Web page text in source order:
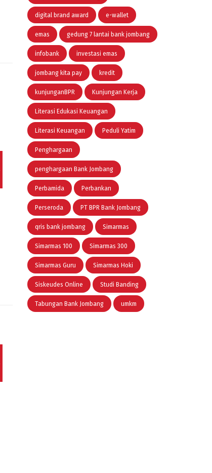
digital brand award e-wallet
emas gedung 7 lantai bank jombang
infobank investasi emas
jombang kita pay kredit
kunjunganBPR Kunjungan Kerja
Literasi Edukasi Keuangan
Literasi Keuangan Peduli Yatim
Penghargaan
penghargaan Bank Jombang
Perbamida Perbankan
Perseroda PT BPR Bank Jombang
qris bank jombang Simarmas
Simarmas 100 Simarmas 300
Simarmas Guru Simarmas Hoki
Siskeudes Online Studi Banding
Tabungan Bank Jombang umkm